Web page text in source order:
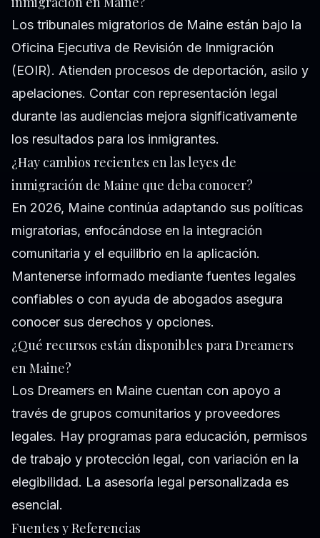
Los tribunales migratorios de Maine están bajo la
Oficina Ejecutiva de Revisión de Inmigración
(EOIR). Atienden procesos de deportación, asilo y
apelaciones. Contar con representación legal
durante las audiencias mejora significativamente
los resultados para los inmigrantes.
¿Hay cambios recientes en las leyes de
inmigración de Maine que deba conocer?
En 2026, Maine continúa adaptando sus políticas
migratorias, enfocándose en la integración
comunitaria y el equilibrio en la aplicación.
Mantenerse informado mediante fuentes legales
confiables o con ayuda de abogados asegura
conocer sus derechos y opciones.
¿Qué recursos están disponibles para Dreamers
en Maine?
Los Dreamers en Maine cuentan con apoyo a
través de grupos comunitarios y proveedores
legales. Hay programas para educación, permisos
de trabajo y protección legal, con variación en la
elegibilidad. La asesoría legal personalizada es
esencial.
Fuentes y Referencias